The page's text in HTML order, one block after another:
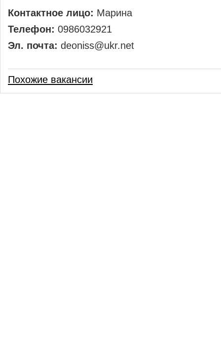
Контактное лицо: Марина
Телефон: 0986032921
Эл. почта: deoniss@ukr.net
Похожие вакансии